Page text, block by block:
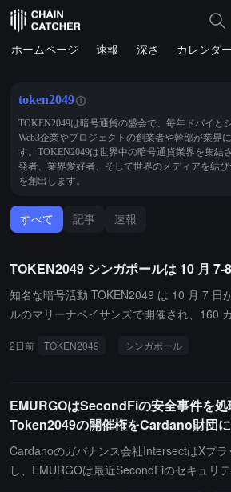
ホームページ 速報 深さ カレンダー
token2049
TOKEN2049は暗号通貨の盛会で、毎年ドバイと
Web3企業やプロジェクトの創業者や幹部が業界
す。TOKEN2049は世界中の暗号通貨業界を集結
発者、業界愛好者、そして世界のメディアを結
を創出します。
すべて 記事 速報
TOKEN2049 シンガポールは 10 月 7-
知名な暗号活動 TOKEN2049 は 10 月 7 日
ルのマリーナベイサンズで開催され、160
ス、300 人のスピーカー、そして 1000 を
に全面的に集中すると述べました。さらに
は 36 時間のハッカソン TOKEN2049
アップコンペティションが開催され、
trom などの著名なベンチャーキャピタル
2日前 TOKEN2049 シンガポール
EMURGOはSecondFiの安全事件を処
Token2049の開催権をCardano財団に
Cardanoのガバナンス会社IntersectはXプ
し、EMURGOは最近SecondFiのセキュリ